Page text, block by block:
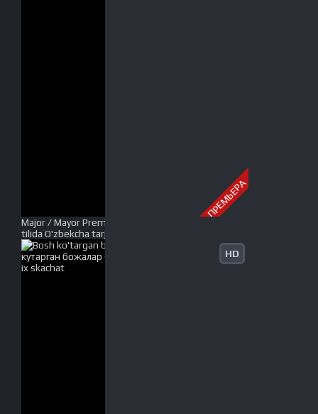
ПРЕМЬЕРА
Major / Mayor Premyera 2021 Rossiya filmi Uzbek
tilida O'zbekcha tarjima kino Full HD tas-ix skachat
HD